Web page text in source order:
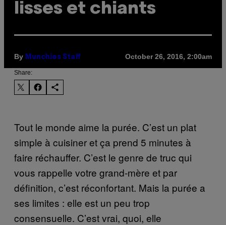
lisses et chiants
By Munchies Staff October 26, 2016, 2:00am
Share:
Tout le monde aime la purée. C’est un plat
simple à cuisiner et ça prend 5 minutes à
faire réchauffer. C’est le genre de truc qui
vous rappelle votre grand-mère et par
définition, c’est réconfortant. Mais la purée a
ses limites : elle est un peu trop
consensuelle. C’est vrai, quoi, elle